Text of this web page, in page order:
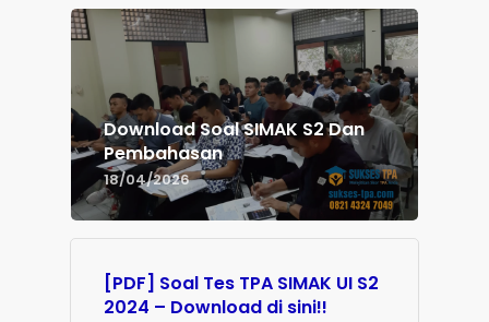
Download Soal SIMAK S2 Dan
Pembahasan
18/04/2026
[PDF] Soal Tes TPA SIMAK UI S2
2024 – Download di sini!!